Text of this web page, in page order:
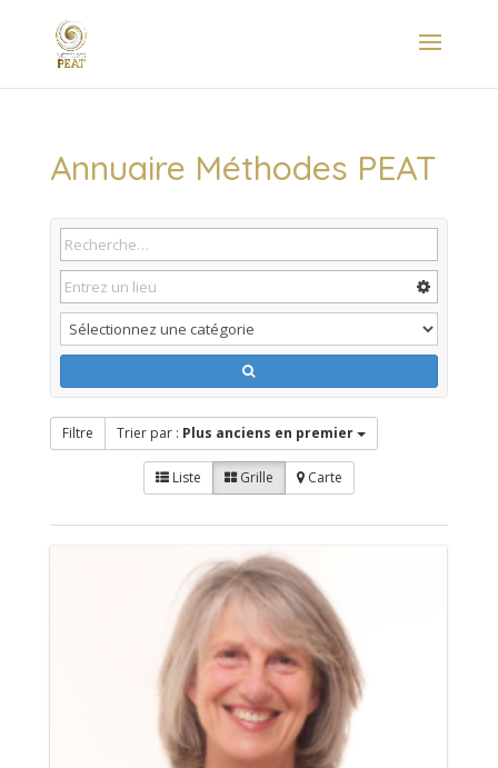
Annuaire Méthodes PEAT
Filtre Trier par : Plus anciens en premier
Liste Grille Carte